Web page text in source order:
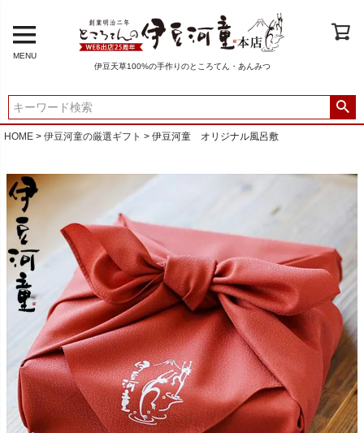
MENU
伊豆天草100%の手作りのところてん・あんみつ
HOME 伊豆河童の厳選ギフト 伊豆河童 オリジナル風呂敷